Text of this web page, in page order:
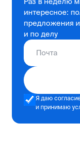
интересное:
предложения
и по делу
Я даю
и принимаю